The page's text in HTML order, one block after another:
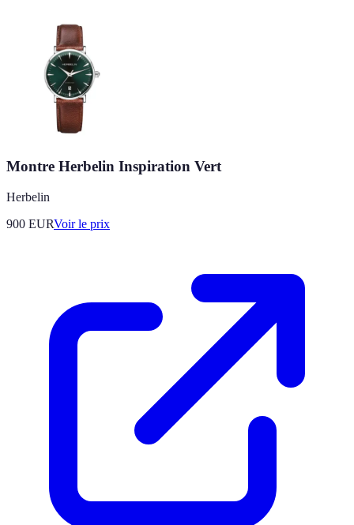
Montre Herbelin Inspiration Vert
Herbelin
900 EURVoir le prix